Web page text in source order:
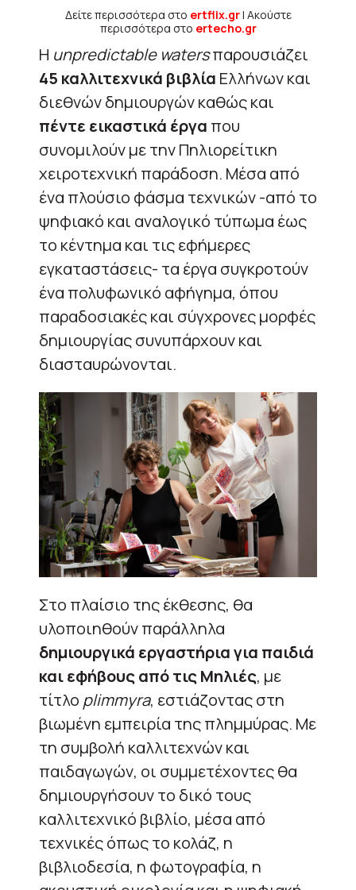
Δείτε περισσότερα στο ertflix.gr| Ακούστε
περισσότερα στο ertecho.gr
Η unpredictable watersπαρουσιάζει
45 καλλιτεχνικά βιβλία Ελλήνων και
διεθνών δημιουργών καθώς και
πέντε εικαστικά έργα που
συνομιλούν με την Πηλιορείτικη
χειροτεχνική παράδοση. Μέσα από
ένα πλούσιο φάσμα τεχνικών -από το
ψηφιακό και αναλογικό τύπωμα έως
το κέντημα και τις εφήμερες
εγκαταστάσεις- τα έργα συγκροτούν
ένα πολυφωνικό αφήγημα, όπου
παραδοσιακές και σύγχρονες μορφές
δημιουργίας συνυπάρχουν και
διασταυρώνονται.
Στο πλαίσιο της έκθεσης, θα
υλοποιηθούν παράλληλα
δημιουργικά εργαστήρια για παιδιά
και εφήβους από τις Μηλιές, με
τίτλο plimmyra, εστιάζοντας στη
βιωμένη εμπειρία της πλημμύρας. Με
τη συμβολή καλλιτεχνών και
παιδαγωγών, οι συμμετέχοντες θα
δημιουργήσουν το δικό τους
καλλιτεχνικό βιβλίο, μέσα από
τεχνικές όπως το κολάζ, η
βιβλιοδεσία, η φωτογραφία, η